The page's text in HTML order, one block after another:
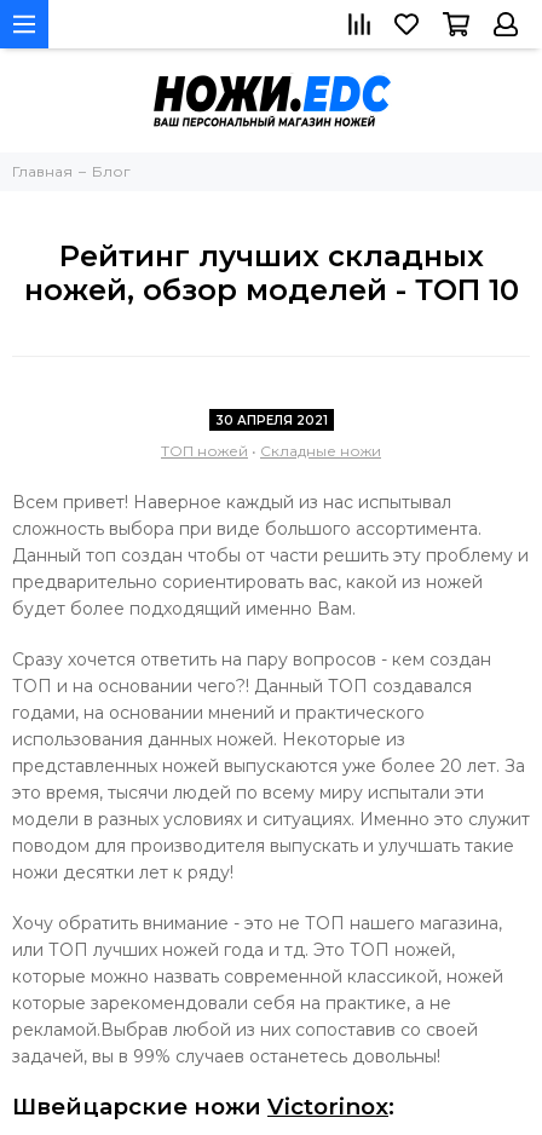
Главная Блог
Рейтинг лучших складных
ножей, обзор моделей - ТОП 10
30 АПРЕЛЯ 2021
ТОП ножей • Складные ножи
Всем привет! Наверное каждый из нас испытывал
сложность выбора при виде большого ассортимента.
Данный топ создан чтобы от части решить эту проблему и
предварительно сориентировать вас, какой из ножей
будет более подходящий именно Вам.
Сразу хочется ответить на пару вопросов - кем создан
ТОП и на основании чего?! Данный ТОП создавался
годами, на основании мнений и практического
использования данных ножей. Некоторые из
представленных ножей выпускаются уже более 20 лет. За
это время, тысячи людей по всему миру испытали эти
модели в разных условиях и ситуациях. Именно это служит
поводом для производителя выпускать и улучшать такие
ножи десятки лет к ряду!
Хочу обратить внимание - это не ТОП нашего магазина,
или ТОП лучших ножей года и тд. Это ТОП ножей,
которые можно назвать современной классикой, ножей
которые зарекомендовали себя на практике, а не
рекламой.Выбрав любой из них сопоставив со своей
задачей, вы в 99% случаев останетесь довольны!
Швейцарские ножи Victorinox: